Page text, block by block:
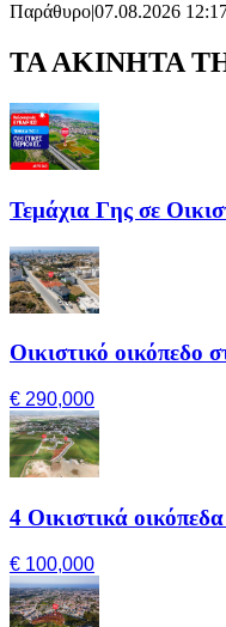
Παράθυρο07.08.2026
ΤΑ ΑΚΙΝΗΤΑ
Τεμάχια Γης σε
Οικιστικό οικόπεδο
€ 290,000
4 Οικιστικά
€ 100,000